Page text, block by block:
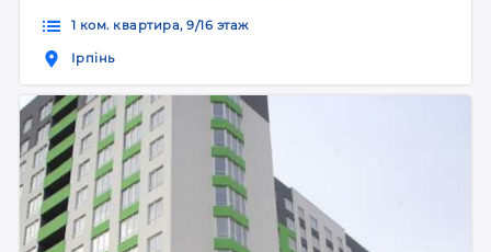
1 ком. квартира, 9/16 этаж
Ірпінь